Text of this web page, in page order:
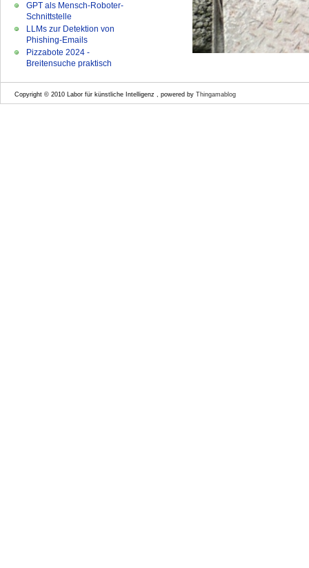
GPT als Mensch-Roboter-
Schnittstelle
LLMs zur Detektion von
Phishing-Emails
Pizzabote 2024 -
Breitensuche praktisch
Copyright © 2010 Labor für künstliche Intelligenz , powered by Thingamablog